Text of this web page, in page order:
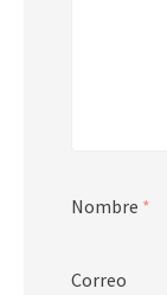
Nombre *
Correo